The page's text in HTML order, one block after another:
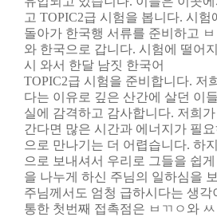
고 TOPIC2급 시험을 봅니다. 시험
돌아가 한국행 서류를 준비하고
와 한국으로 갑니다. 시험에 떨어
시 와서 한달 남짓 한국어
TOPIC2급 시험을 준비합니다. 저
다는 이유로 깊은 산간에 살던 이
실에 감격하고 감사합니다. 저희
간다면 많은 시간과 에너지가 필
으로 만나기는 더 어렵습니다. 하
으로 보내셔서 우리로 그들을 쉽
을 나누게 하신 주님의 일하심을
주님께서도 엄청 급하시다는 생각
통한 첫번째 접촉점은 ㅂㄲㅇ와